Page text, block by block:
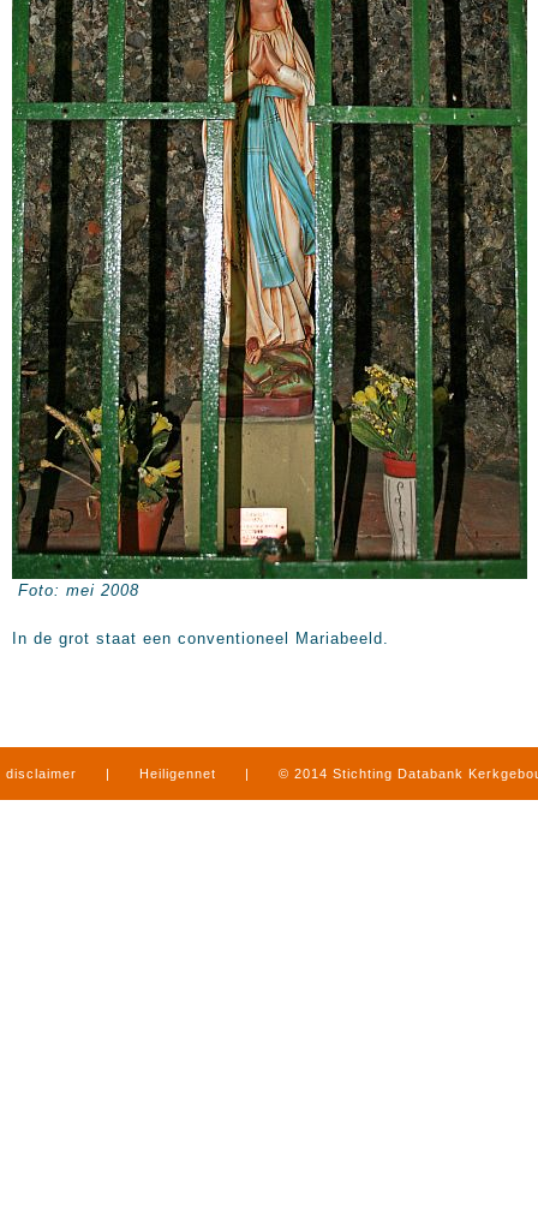
Foto: mei 2008
In de grot staat een conventioneel Mariabeeld.
disclaimer | Heiligennet | © 2014 Stichting Databank